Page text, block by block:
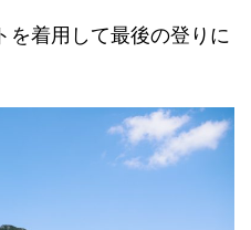
を着用して最後の登りに